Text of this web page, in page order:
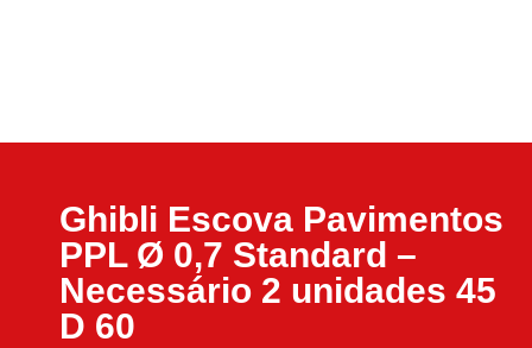
Ghibli Escova Pavimentos
PPL Ø 0,7 Standard –
Necessário 2 unidades 45
D 60